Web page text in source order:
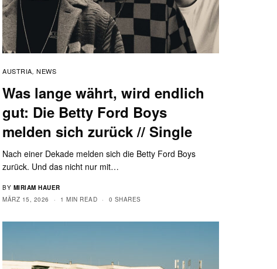
AUSTRIA, NEWS
Was lange währt, wird endlich
gut: Die Betty Ford Boys
melden sich zurück // Single
Nach einer Dekade melden sich die Betty Ford Boys
zurück. Und das nicht nur mit…
BY MIRIAM HAUER
MÄRZ 15, 2026
1 MIN READ 0 SHARES